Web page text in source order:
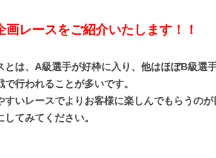
画レースをご紹介いたします！！
とは、A級選手が好枠に入り、他はほぼB級選
で行われることが多いです。
すいレースでよりお客様に楽しんでもらうのが
してみてください。